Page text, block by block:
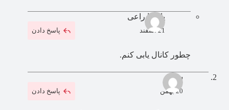
پارسا راعی
21 اسفند پاسخ دادن
چطور کانال یابی کنم.
سعید
20 بهمن پاسخ دادن